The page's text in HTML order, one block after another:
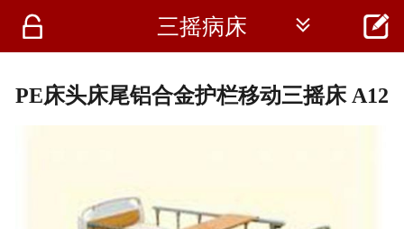
 首页
 三摇病床  
PE床头床尾铝合金护栏移动三摇床 A12